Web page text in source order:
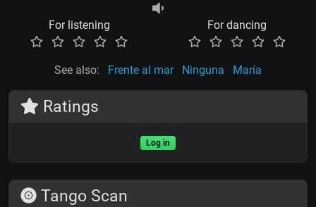
For listening For dancing
See also: Frente al mar Ninguna María
Ratings
Log in
Tango Scan